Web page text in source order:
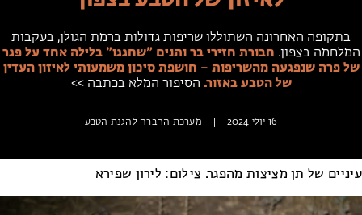
חופשות בבתי ספר שדה
בתקופה האחרונה השתוללו שריפות גדולות ברמת הגולן, בעקבות
המלחמה בצפון. חבורת חזירי בר ותנים ״שחגגו״ בלילה אחד על פגר
של פרה שנפגעה מהשריפות – חושפת סיכון משמעותי לאיזון העדין
של הטבע באזור. הסיפור המלא בכתבה >>
16 יולי 2024 מערכת החברה להגנת הטבע
עיניים של תן מציצות מהפגר. צילום: לירון שפירא